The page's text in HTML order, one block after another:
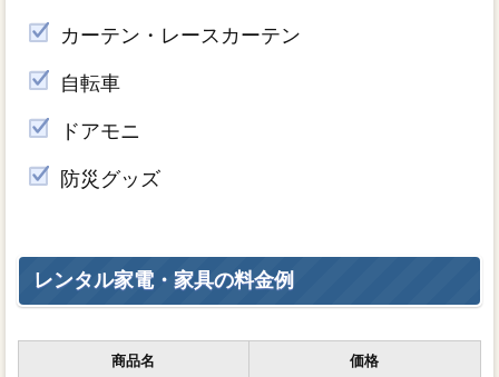
カーテン・レースカーテン
自転車
ドアモニ
防災グッズ
レンタル家電・家具の料金例
商品名 価格